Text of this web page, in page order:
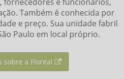
Também é conhecida por
e preço. Sua unidade fabril
Paulo em local próprio.
sobre a Floreal